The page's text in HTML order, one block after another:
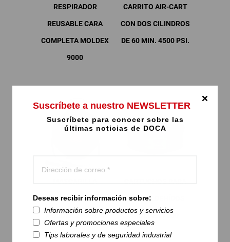
RESPIRADOR
REUSABLE CARA
COMPLETA MOLDEX
9000
CARRITO AIR-CART
CON DOS CILINDROS
DE 60 MIN. 4500 PSI.
DESCARTABLE
MOLDEX 2940R95
FORMALDEHÍDOS
MOLDEX 7500
Suscríbete a nuestro NEWSLETTER
Suscríbete para conocer sobre las
últimas noticias de DOCA
Deseas recibir información sobre:
Información sobre productos y servicios
Ofertas y promociones especiales
Tips laborales y de seguridad industrial